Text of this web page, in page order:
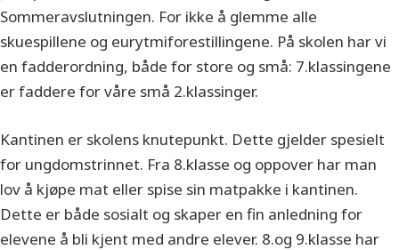
Sommeravslutningen. For ikke å glemme alle
skuespillene og eurytmiforestillingene. På skolen har vi
en fadderordning, både for store og små: 7.klassingene
er faddere for våre små 2.klassinger.
Kantinen er skolens knutepunkt. Dette gjelder spesielt
for ungdomstrinnet. Fra 8.klasse og oppover har man
lov å kjøpe mat eller spise sin matpakke i kantinen.
Dette er både sosialt og skaper en fin anledning for
elevene å bli kjent med andre elever. 8.og 9.klasse har